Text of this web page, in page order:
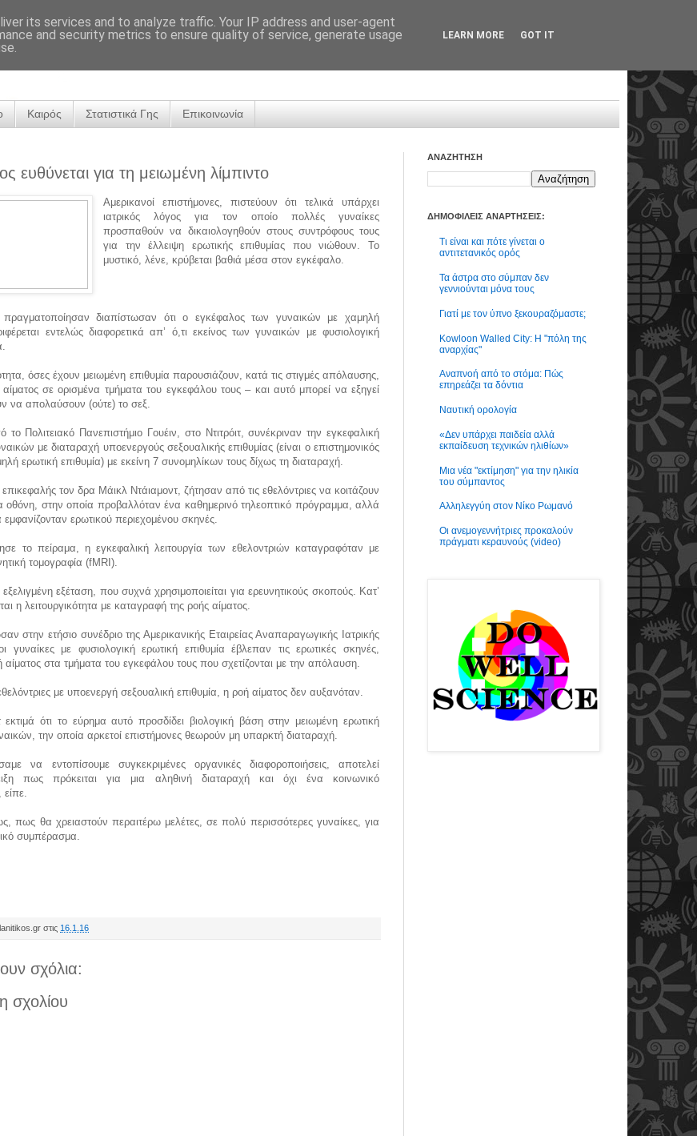
Καιρός Στατιστικά Γης Επικοινωνία
ευθύνεται για τη μειωμένη λίμπιντο
Αμερικανοί επιστήμονες, πιστεύουν ότι τελικά υπάρχει
ιατρικός λόγος για τον οποίο πολλές γυναίκες
προσπαθούν να δικαιολογηθούν στους συντρόφους τους
για την έλλειψη ερωτικής επιθυμίας που νιώθουν. Το
μυστικό, λένε, κρύβεται βαθιά μέσα στον εγκέφαλο.
διαπίστωσαν ότι ο εγκέφαλος των γυναικών με χαμηλή
εντελώς διαφορετικά απ’ ό,τι εκείνος των γυναικών με φυσιολογική
όσες έχουν μειωμένη επιθυμία παρουσιάζουν, κατά τις στιγμές απόλαυσης,
σε ορισμένα τμήματα του εγκεφάλου τους – και αυτό μπορεί να εξηγεί
να απολαύσουν (ούτε) το σεξ.
το Πολιτειακό Πανεπιστήμιο Γουέιν, στο Ντιτρόιτ, συνέκριναν την εγκεφαλική
με διαταραχή υποενεργούς σεξουαλικής επιθυμίας (είναι ο επιστημονικός
ερωτική επιθυμία) με εκείνη 7 συνομηλίκων τους δίχως τη διαταραχή.
τον δρα Μάικλ Ντάιαμοντ, ζήτησαν από τις εθελόντριες να κοιτάζουν
οθόνη, στην οποία προβαλλόταν ένα καθημερινό τηλεοπτικό πρόγραμμα, αλλά
ερωτικού περιεχομένου σκηνές.
το πείραμα, η εγκεφαλική λειτουργία των εθελοντριών καταγραφόταν με
τομογραφία (fMRI).
εξέταση, που συχνά χρησιμοποιείται για ερευνητικούς σκοπούς. Κατ’
η λειτουργικότητα με καταγραφή της ροής αίματος.
στην ετήσιο συνέδριο της Αμερικανικής Εταιρείας Αναπαραγωγικής Ιατρικής
γυναίκες με φυσιολογική ερωτική επιθυμία έβλεπαν τις ερωτικές σκηνές,
στα τμήματα του εγκεφάλου τους που σχετίζονται με την απόλαυση.
με υποενεργή σεξουαλική επιθυμία, η ροή αίματος δεν αυξανόταν.
ότι το εύρημα αυτό προσδίδει βιολογική βάση στην μειωμένη ερωτική
την οποία αρκετοί επιστήμονες θεωρούν μη υπαρκτή διαταραχή.
να εντοπίσουμε συγκεκριμένες οργανικές διαφοροποιήσεις, αποτελεί
πως πρόκειται για μια αληθινή διαταραχή και όχι ένα κοινωνικό
πως θα χρειαστούν περαιτέρω μελέτες, σε πολύ περισσότερες γυναίκες, για
συμπέρασμα.
στις 16.1.16
σχόλια:
σχολίου
ΑΝΑΖΗΤΗΣΗ
ΔΗΜΟΦΙΛΕΙΣ ΑΝΑΡΤΗΣΕΙΣ:
Τι είναι και πότε γίνεται ο
αντιτετανικός ορός
Τα άστρα στο σύμπαν δεν
γεννιούνται μόνα τους
Γιατί με τον ύπνο ξεκουραζόμαστε;
Kowloon Walled City: Η "πόλη της
αναρχίας"
Αναπνοή από το στόμα: Πώς
επηρεάζει τα δόντια
Ναυτική ορολογία
«Δεν υπάρχει παιδεία αλλά
εκπαίδευση τεχνικών ηλιθίων»
Μια νέα "εκτίμηση" για την ηλικία
του σύμπαντος
Αλληλεγγύη στον Νίκο Ρωμανό
Οι ανεμογεννήτριες προκαλούν
πράγματι κεραυνούς (video)
its services and to analyze traffic. Your IP address and user-agent
and security metrics to ensure quality of service, generate usage
LEARN MORE GOT IT